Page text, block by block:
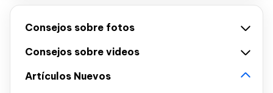
Consejos sobre fotos
Consejos sobre videos
Artículos Nuevos